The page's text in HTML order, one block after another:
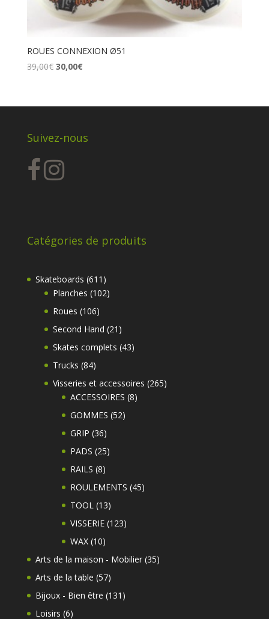
ROUES CONNEXION Ø51
39,00€ Le
était :
30,00€Le
est :
Suivez-nous
Catégories de produits
Skateboards 611 611
produits
Planches 102102
Roues 106106
produits
Second Hand 21 21
produits
Skates complets 4343
Trucks 8484
produits
Visseries et accessoires 265265
ACCESSOIRES 88
GOMMES 5252
GRIP 3636
produits
PADS 2525
RAILS 88
produits
ROULEMENTS 4545
TOOL 1313
produits
VISSERIE 123123
WAX 1010
produits
Arts de la maison - Mobilier 3535
Arts de la table 5757
produits
Bijoux - Bien être 131 131
Loisirs 66